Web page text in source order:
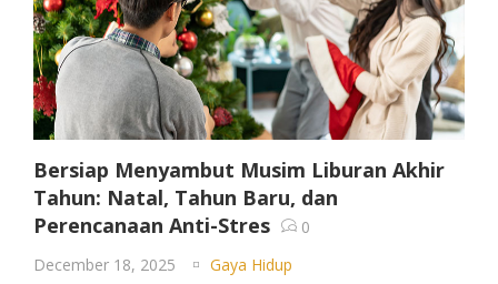
Remember me Lost password?
Bersiap Menyambut Musim Liburan Akhir
Tahun: Natal, Tahun Baru, dan
Perencanaan Anti-Stres
0
December 18, 2025
Gaya Hidup